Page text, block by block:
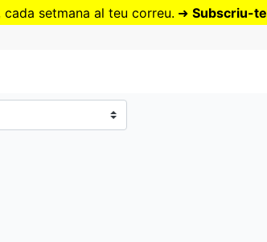
Vés
cada setmana al teu correu. ➜ Subscriu-